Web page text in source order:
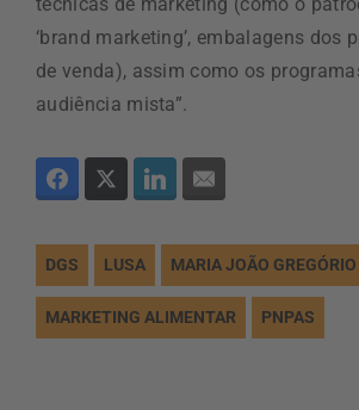
‘brand marketing’, embalagens dos
de venda), assim como os
audiência mista”.
DGS LUSA MARIA JOÃO GREGÓRIO
MARKETING ALIMENTAR PNPAS